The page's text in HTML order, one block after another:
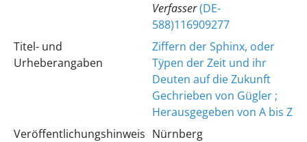
Verfasser(DE-
588)116909277
Titel- und
Urheberangaben
Ziffern der Sphinx, oder
Tÿpen der Zeit und ihr
Deuten auf die Zukunft
Gechrieben von Gügler ;
Herausgegeben von A bis Z
Veröffentlichungshinweis Nürnberg